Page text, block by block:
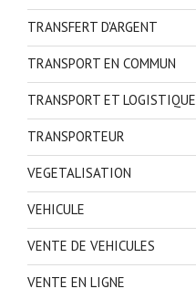
TRANSFERT D'ARGENT
TRANSPORT EN COMMUN
TRANSPORT ET LOGISTIQUE
TRANSPORTEUR
VEGETALISATION
VEHICULE
VENTE DE VEHICULES
VENTE EN LIGNE